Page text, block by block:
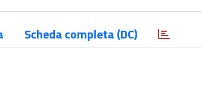
Scheda completa (DC)